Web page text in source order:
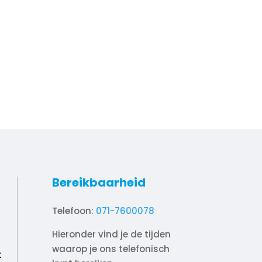
Bereikbaarheid
Telefoon: 071-7600078
Hieronder vind je de tijden
waarop je ons telefonisch